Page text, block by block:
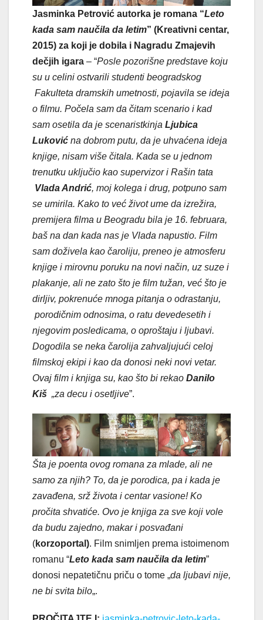
Jasminka Petrović autorka je romana “Leto
kada sam naučila da letim” (Kreativni centar,
2015) za koji je dobila i Nagradu Zmajevih
dečjih igara – “Posle pozorišne predstave koju
su u celini ostvarili studenti beogradskog
Fakulteta dramskih umetnosti, pojavila se ideja
o filmu. Počela sam da čitam scenario i kad
sam osetila da je scenaristkinja Ljubica
Luković na dobrom putu, da je uhvaćena ideja
knjige, nisam više čitala. Kada se u jednom
trenutku uključio kao supervizor i Rašin tata
Vlada Andrić, moj kolega i drug, potpuno sam
se umirila. Kako to već život ume da izrežira,
premijera filma u Beogradu bila je 16. februara,
baš na dan kada nas je Vlada napustio. Film
sam doživela kao čaroliju, preneo je atmosferu
knjige i mirovnu poruku na novi način, uz suze i
plakanje, ali ne zato što je film tužan, već što je
dirljiv, pokrenuće mnoga pitanja o odrastanju,
porodičnim odnosima, o ratu devedesetih i
njegovim posledicama, o oproštaju i ljubavi.
Dogodila se neka čarolija zahvaljujući celoj
filmskoj ekipi i kao da donosi neki novi vetar.
Ovaj film i knjiga su, kao što bi rekao Danilo
Kiš „za decu i osetljive”.
Šta je poenta ovog romana za mlade, ali ne
samo za njih? To, da je porodica, pa i kada je
zavađena, srž života i centar vasione! Ko
pročita shvatiće. Ovo je knjiga za sve koji vole
da budu zajedno, makar i posvađani
(korzoportal). Film snimljen prema istoimenom
romanu “Leto kada sam naučila da letim”
donosi nepatetičnu priču o tome „da ljubavi nije,
ne bi svita bilo„.